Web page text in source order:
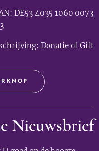
DE53 4035 1060 0073
Donatie of Gift
Nieuwsbrief